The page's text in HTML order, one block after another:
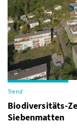
Trend
Biodiversitäts-
Siebenmatten